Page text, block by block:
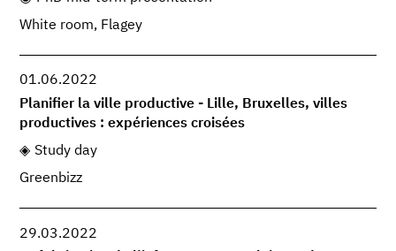
White room, Flagey
01.06.2022
Planifier la ville productive - Lille, Bruxelles, villes
productives : expériences croisées
Study day
Greenbizz
29.03.2022